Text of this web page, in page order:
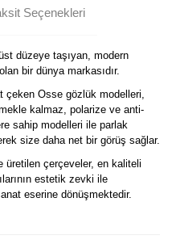
Seçenekleri
düzeye taşıyan, modern
bir dünya markasıdır.
çeken Osse gözlük modelleri,
kalmaz, polarize ve anti-
sahip modelleri ile parlak
size daha net bir görüş sağlar.
üretilen çerçeveler, en kaliteli
estetik zevki ile
eserine dönüşmektedir.